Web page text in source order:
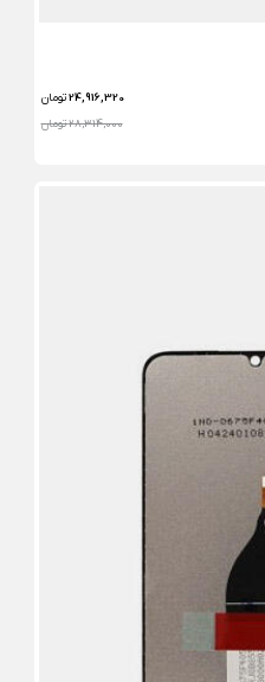
24,916,320تومان
28,314,000 تومان